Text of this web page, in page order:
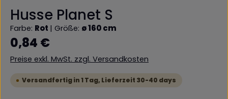
Husse Planet S
Farbe: Rot | Größe: ø 160 cm
Regulärer Preis:
0,84 €
Preise exkl. MwSt. zzgl. Versandkosten
Versandfertig in 1 Tag, Lieferzeit 30-40 days